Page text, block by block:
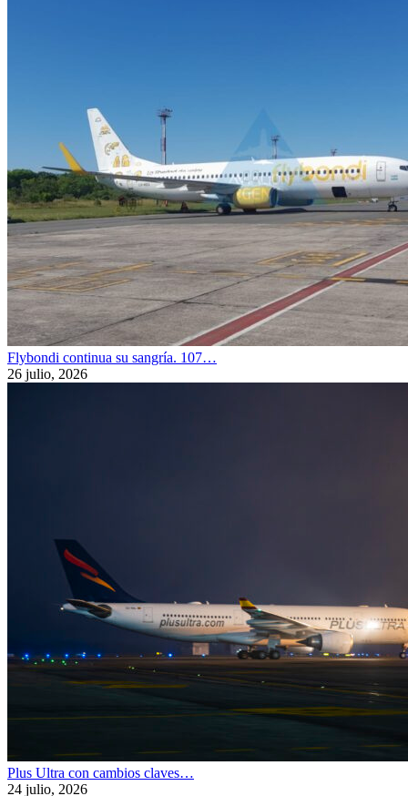
Flybondi continua su sangría. 107…
26 julio, 2026
Plus Ultra con cambios claves…
24 julio, 2026